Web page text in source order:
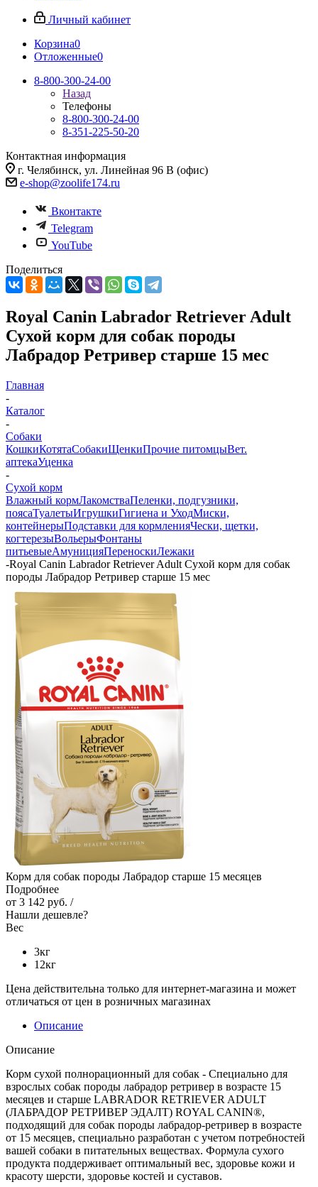
Личный кабинет
Корзина0
Отложенные0
8-800-300-24-00
Назад
Телефоны
8-800-300-24-00
8-351-225-50-20
Контактная информация
г. Челябинск, ул. Линейная 96 В (офис)
e-shop@zoolife174.ru
Вконтакте
Telegram
YouTube
Поделиться
Royal Canin Labrador Retriever Adult
Сухой корм для собак породы
Лабрадор Ретривер старше 15 мес
Главная
-
Каталог
-
Собаки
КошкиКотятаСобакиЩенкиПрочие питомцыВет.
аптекаУценка
-
Сухой корм
Влажный кормЛакомстваПеленки, подгузники,
поясаТуалетыИгрушкиГигиена и УходМиски,
контейнерыПодставки для кормленияЧески, щетки,
когтерезыВольерыФонтаны
питьевыеАмуницияПереноскиЛежаки
-Royal Canin Labrador Retriever Adult Сухой корм для собак
породы Лабрадор Ретривер старше 15 мес
Корм для собак породы Лабрадор старше 15 месяцев
Подробнее
от 3 142 руб. /
Нашли дешевле?
Вес
3кг
12кг
Цена действительна только для интернет-магазина и может
отличаться от цен в розничных магазинах
Описание
Описание
Корм сухой полнорационный для собак - Специально для
взрослых собак породы лабрадор ретривер в возрасте 15
месяцев и старше LABRADOR RETRIEVER ADULT
(ЛАБРАДОР РЕТРИВЕР ЭДАЛТ) ROYAL CANIN®,
подходящий для собак породы лабрадор-ретривер в возрасте
от 15 месяцев, специально разработан с учетом потребностей
вашей собаки в питательных веществах. Формула сухого
продукта поддерживает оптимальный вес, здоровье кожи и
красоту шерсти, здоровье костей и суставов.